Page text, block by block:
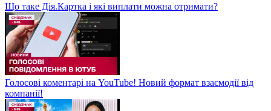
Що таке Дія.Картка і які виплати можна отримати?
Голосові коментарі на YouTube! Новий формат взаємодії від
компанії!